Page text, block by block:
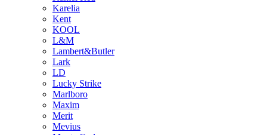
Karelia
Kent
KOOL
L&M
Lambert&Butler
Lark
LD
Lucky Strike
Marlboro
Maxim
Merit
Mevius